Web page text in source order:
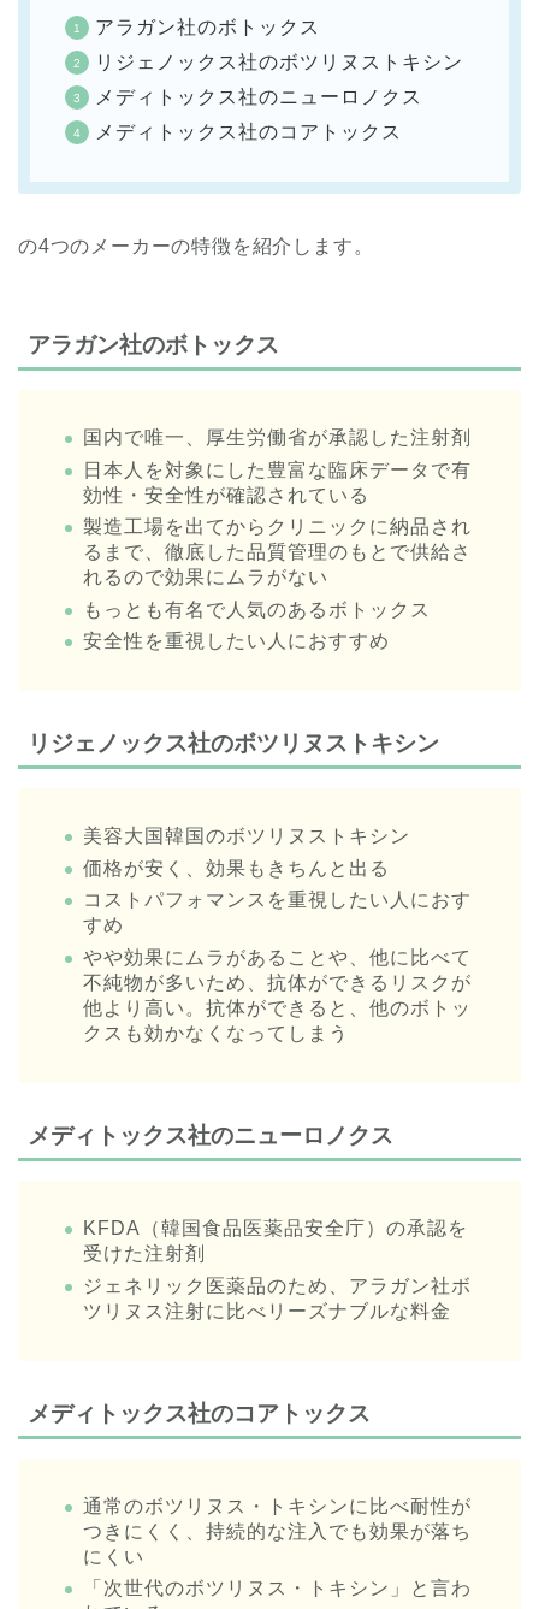
アラガン社のボトックス
リジェノックス社のボツリヌストキシン
メディトックス社のニューロノクス
メディトックス社のコアトックス
の4つのメーカーの特徴を紹介します。
アラガン社のボトックス
国内で唯一、厚生労働省が承認した注射剤
日本人を対象にした豊富な臨床データで有
効性・安全性が確認されている
製造工場を出てからクリニックに納品され
るまで、徹底した品質管理のもとで供給さ
れるので効果にムラがない
もっとも有名で人気のあるボトックス
安全性を重視したい人におすすめ
リジェノックス社のボツリヌストキシン
美容大国韓国のボツリヌストキシン
価格が安く、効果もきちんと出る
コストパフォマンスを重視したい人におす
すめ
やや効果にムラがあることや、他に比べて
不純物が多いため、抗体ができるリスクが
他より高い。抗体ができると、他のボトッ
クスも効かなくなってしまう
メディトックス社のニューロノクス
KFDA（韓国食品医薬品安全庁）の承認を
受けた注射剤
ジェネリック医薬品のため、アラガン社ボ
ツリヌス注射に比べリーズナブルな料金
メディトックス社のコアトックス
通常のボツリヌス・トキシンに比べ耐性が
つきにくく、持続的な注入でも効果が落ち
にくい
「次世代のボツリヌス・トキシン」と言わ